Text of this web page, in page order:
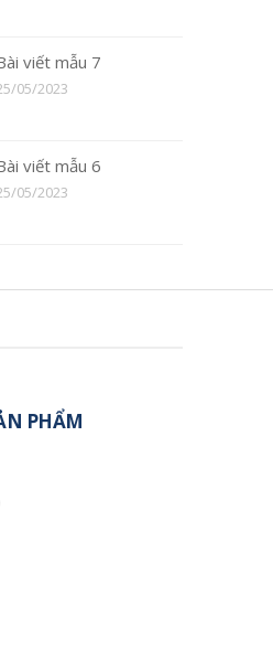
viết mẫu 7
05/2023
viết mẫu 6
05/2023
PHẨM